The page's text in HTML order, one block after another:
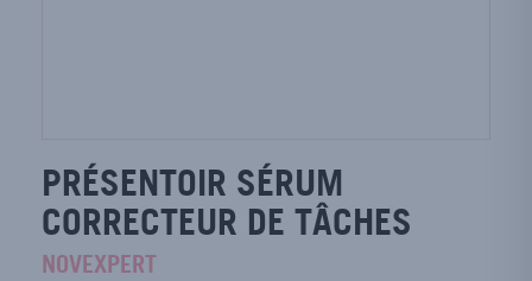
PRÉSENTOIR SÉRUM
CORRECTEUR DE TÂCHES
NOVEXPERT